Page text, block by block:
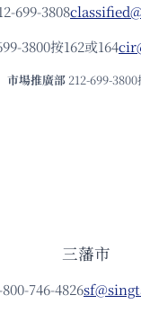
699-3808
3800按162或164
市場推廣部 212-699-3800
三藩市
800-746-4826